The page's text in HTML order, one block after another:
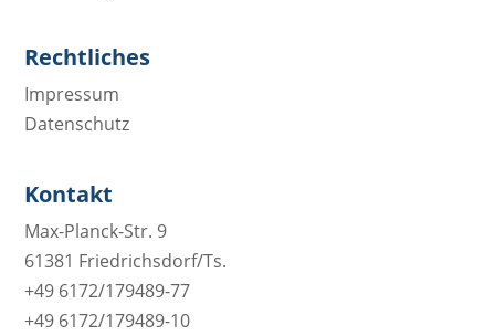
Rechtliches
Impressum
Datenschutz
Kontakt
Max-Planck-Str. 9
61381 Friedrichsdorf/Ts.
+49 6172/179489-77
+49 6172/179489-10